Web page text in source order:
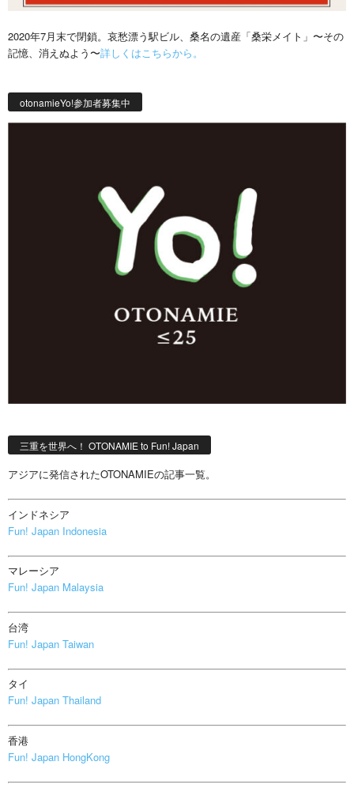
2020年7月末で閉鎖。哀愁漂う駅ビル、桑名の遺産「桑栄メイト」〜その
記憶、消えぬよう〜詳しくはこちらから。
otonamieYo!参加者募集中
三重を世界へ！ OTONAMIE to Fun! Japan
アジアに発信されたOTONAMIEの記事一覧。
インドネシア
Fun! Japan Indonesia
マレーシア
Fun! Japan Malaysia
台湾
Fun! Japan Taiwan
タイ
Fun! Japan Thailand
香港
Fun! Japan HongKong